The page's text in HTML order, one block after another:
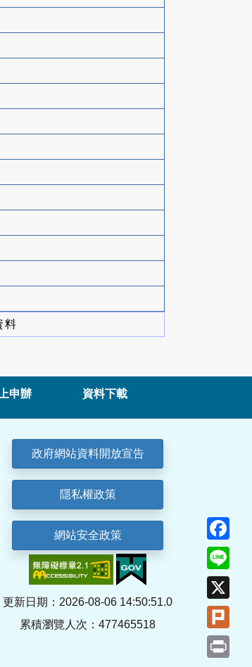
料
申辦 資料下載
政府網站資料開放宣告
隱私權政策
網站安全政策
更新日期：2026-08-06 14:50:51.0
累積瀏覽人次：477465518